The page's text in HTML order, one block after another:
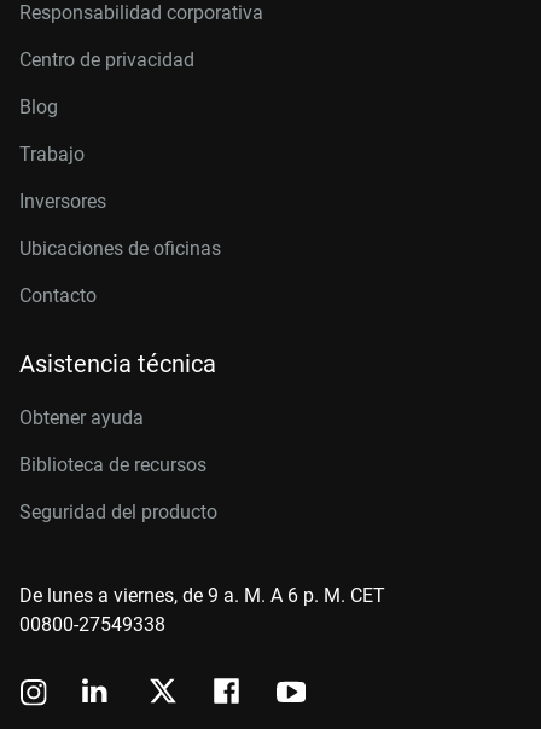
Responsabilidad corporativa
Centro de privacidad
Blog
Trabajo
Inversores
Ubicaciones de oficinas
Contacto
Asistencia técnica
Obtener ayuda
Biblioteca de recursos
Seguridad del producto
De lunes a viernes, de 9 a. M. A 6 p. M. CET
00800-27549338